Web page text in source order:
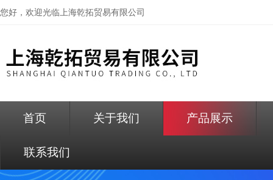
您好，欢迎光临上海乾拓贸易有限公司
首页 关于我们 产品展示
联系我们